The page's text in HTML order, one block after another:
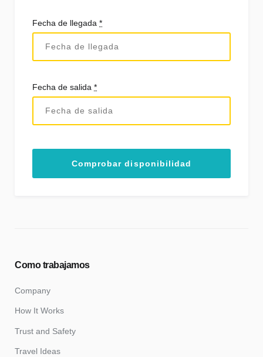
Fecha de llegada *
Fecha de salida *
Como trabajamos
Company
How It Works
Trust and Safety
Travel Ideas